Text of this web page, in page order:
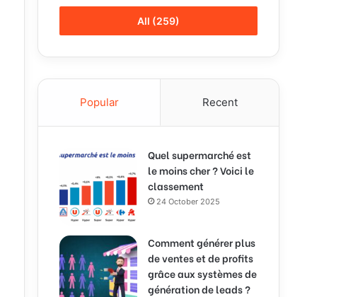
All (259)
Popular Recent
Quel supermarché est
le moins cher ? Voici le
classement
24 October 2025
Comment générer plus
de ventes et de profits
grâce aux systèmes de
génération de leads ?